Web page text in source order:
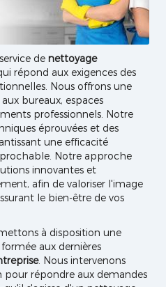
de nettoyage
répond aux exigences des
Nous offrons une
bureaux, espaces
professionnels. Notre
éprouvées et des
une efficacité
Notre approche
innovantes et
afin de valoriser l'image
le bien-être de vos
à disposition une
formée aux dernières
. Nous intervenons
pour répondre aux demandes